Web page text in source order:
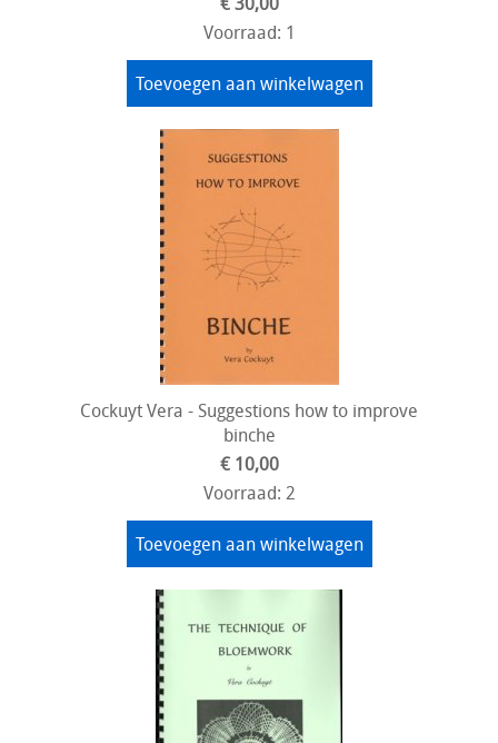
Voorraad: 1
Toevoegen aan winkelwagen
Cockuyt Vera - Suggestions how to improve
binche
€ 10,00
Voorraad: 2
Toevoegen aan winkelwagen